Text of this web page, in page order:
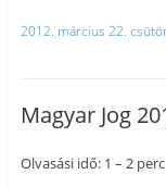
2012. március 22.
Magyar Jog
Olvasási idő: 1 – 2 perc